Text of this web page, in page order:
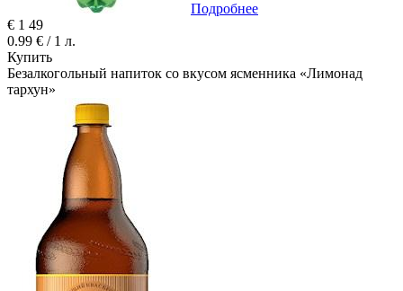
Подробнее
€ 1 49
0.99 € / 1 л.
Купить
Безалкогольный напиток со вкусом ясменника «Лимонад
тархун»